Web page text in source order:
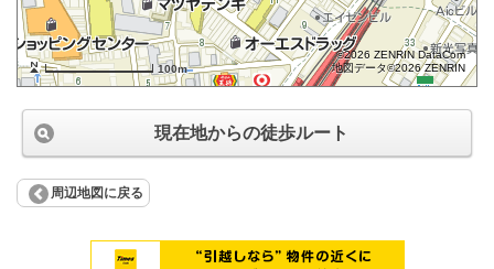
100m
©2026 ZENRIN DataCom
地図データ©2026 ZENRIN
現在地からの徒歩ルート
周辺地図に戻る